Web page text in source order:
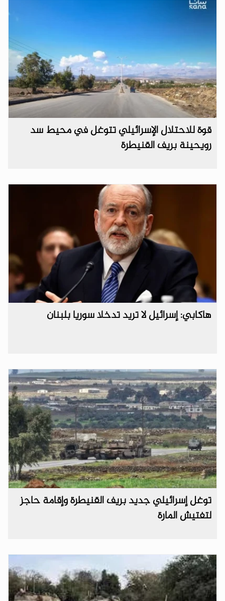
قوة للاحتلال الإسرائيلي تتوغل في محيط سد
رويحينة بريف القنيطرة
هاكابي: إسرائيل لا تريد تدخلا سوريا بلبنان
توغل إسرائيلي جديد بريف القنيطرة وإقامة حاجز
لتفتيش المارة